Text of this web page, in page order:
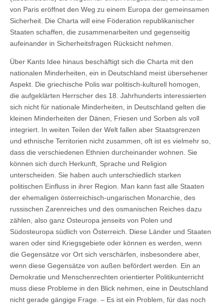
von Paris eröffnet den Weg zu einem Europa der gemeinsamen
Sicherheit. Die Charta will eine Föderation republikanischer
Staaten schaffen, die zusammenarbeiten und gegenseitig
aufeinander in Sicherheitsfragen Rücksicht nehmen.
Über Kants Idee hinaus beschäftigt sich die Charta mit den
nationalen Minderheiten, ein in Deutschland meist übersehener
Aspekt. Die griechische Polis war politisch-kulturell homogen,
die aufgeklärten Herrscher des 18. Jahrhunderts interessierten
sich nicht für nationale Minderheiten, in Deutschland gelten die
kleinen Minderheiten der Dänen, Friesen und Sorben als voll
integriert. In weiten Teilen der Welt fallen aber Staatsgrenzen
und ethnische Territorien nicht zusammen, oft ist es vielmehr so,
dass die verschiedenen Ethnien durcheinander wohnen. Sie
können sich durch Herkunft, Sprache und Religion
unterscheiden. Sie haben auch unterschiedlich starken
politischen Einfluss in ihrer Region. Man kann fast alle Staaten
der ehemaligen österreichisch-ungarischen Monarchie, des
russischen Zarenreiches und des osmanischen Reiches dazu
zählen, also ganz Osteuropa jenseits von Polen und
Südosteuropa südlich von Österreich. Diese Länder und Staaten
waren oder sind Kriegsgebiete oder können es werden, wenn
die Gegensätze vor Ort sich verschärfen, insbesondere aber,
wenn diese Gegensätze von außen befördert werden. Ein an
Demokratie und Menschenrechten orientierter Politikunterricht
muss diese Probleme in den Blick nehmen, eine in Deutschland
nicht gerade gängige Frage. – Es ist ein Problem, für das noch